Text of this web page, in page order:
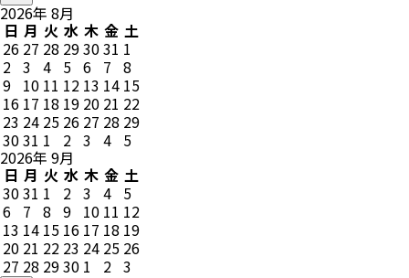
2026年 8月
日 月 火 水 木 金 土
26 27 28 293031 1
2 3 4 5 6 7 8
9 10 11 12 13 14 15
16 17 18 19 20 21 22
23 24 25 26 27 28 29
3031 1 2 3 4 5
2026年 9月
日 月 火 水 木 金 土
3031 1 2 3 4 5
6 7 8 9 10 11 12
13 14 15 16 17 18 19
20 21 22 23 24 25 26
27 28 2930 1 2 3